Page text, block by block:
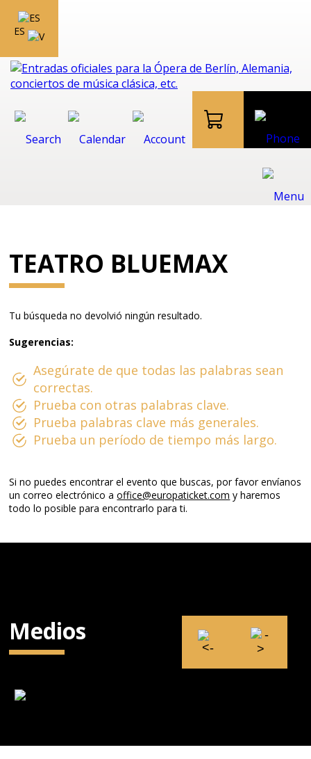
ES
TEATRO BLUEMAX
Tu búsqueda no devolvió ningún resultado.
Sugerencias:
Asegúrate de que todas las palabras sean
correctas.
Prueba con otras palabras clave.
Prueba palabras clave más generales.
Prueba un período de tiempo más largo.
Si no puedes encontrar el evento que buscas, por favor envíanos
un correo electrónico aoffice@europaticket.com y haremos
todo lo posible para encontrarlo para ti.
Medios